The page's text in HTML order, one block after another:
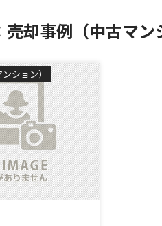
売却事例（中古マ
ション）